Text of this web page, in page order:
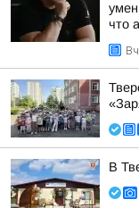
что
В